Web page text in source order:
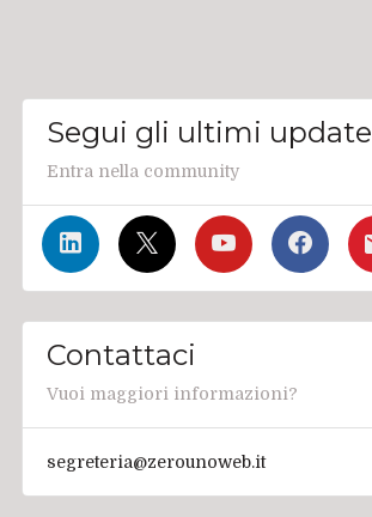
Segui gli ultimi update
Entra nella community
Contattaci
Vuoi maggiori informazioni?
segreteria@zerounoweb.it